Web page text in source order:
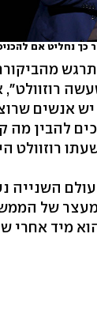
כך נחליט אם
רוזוולט",
אנשים
להבין מה
רוזוולט
של
מיד אחרי